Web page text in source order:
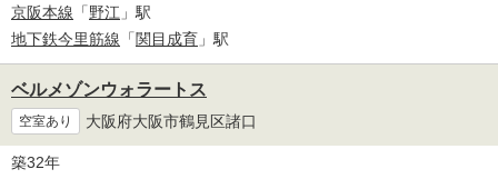
京阪本線 「野江 」駅
地下鉄今里筋線 「関目成育 」駅
ベルメゾンウォラートス
空室あり 大阪府大阪市鶴見区諸口
築32年